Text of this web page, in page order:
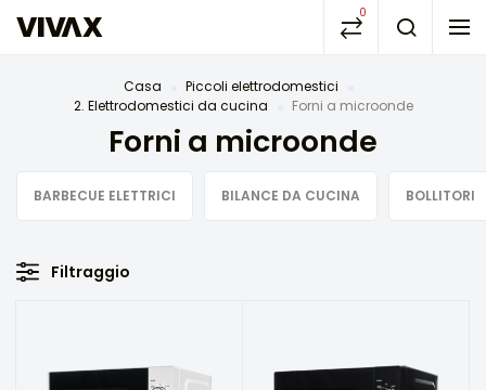
0
Casa
Piccoli elettrodomestici
2. Elettrodomestici da cucina
Forni a microonde
Forni a microonde
BARBECUE ELETTRICI BILANCE DA CUCINA BOLLITORI
Filtraggio